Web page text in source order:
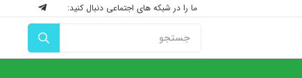
ما را در شبکه های اجتماعی دنبال کنید: